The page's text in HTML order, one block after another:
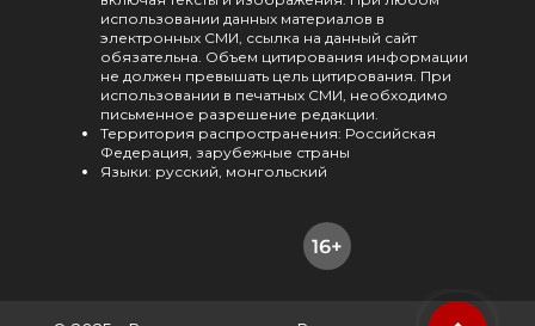
использовании данных материалов в
электронных СМИ, ссылка на данный сайт
обязательна. Объем цитирования информации
не должен превышать цель цитирования. При
использовании в печатных СМИ, необходимо
письменное разрешение редакции.
Территория распространения: Российская
Федерация, зарубежные страны
Языки: русский, монгольский